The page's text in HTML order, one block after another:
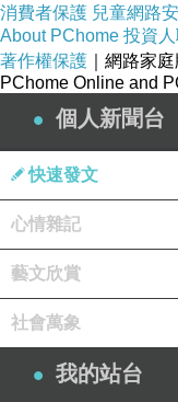
消費者保護 兒童網路
About PChome 投資
著作權保護 ｜網路家
PChome Online and
個人新聞台
快速發文
心情雜記
藝文欣賞
社會萬象
我的站台